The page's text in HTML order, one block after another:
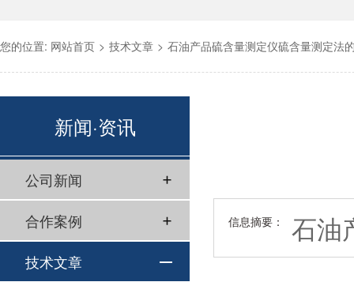
您的位置: 网站首页 > 技术文章 > 石油产品硫含量测定仪硫含量测定法
信息摘要： 石油
新闻·资讯
公司新闻
合作案例
技术文章